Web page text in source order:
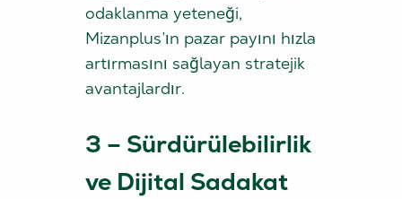
odaklanma yeteneği,
Mizanplus’ın pazar payını hızla
artırmasını sağlayan stratejik
avantajlardır.
3 – Sürdürülebilirlik
ve Dijital Sadakat